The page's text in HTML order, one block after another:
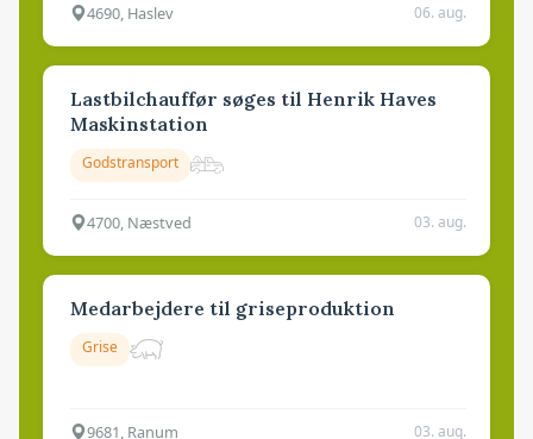
4690, Haslev 06. aug.
Lastbilchauffør søges til Henrik Haves
Maskinstation
Godstransport
4700, Næstved 03. aug.
Medarbejdere til griseproduktion
Grise
9681, Ranum 03. aug.